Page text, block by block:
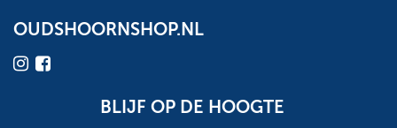
OUDSHOORNSHOP.NL
BLIJF OP DE HOOGTE